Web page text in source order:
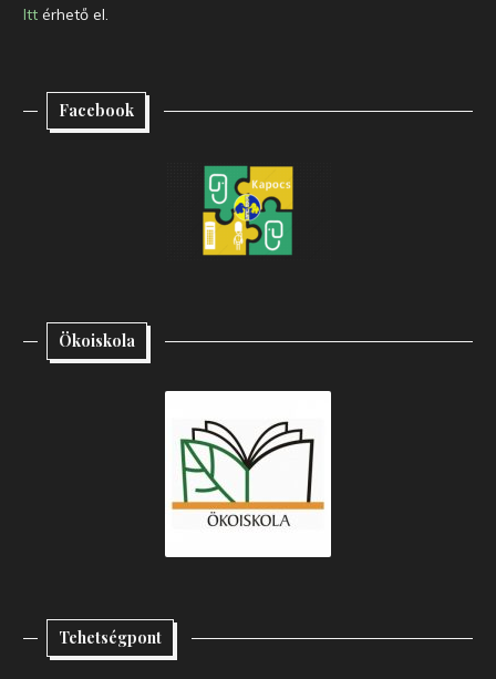
Itt érhető el.
Facebook
Ökoiskola
Tehetségpont